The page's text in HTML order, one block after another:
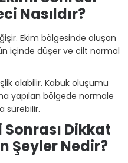
Nasıldır?
Ekim bölgesinde oluşan
içinde düşer ve cilt normal
olabilir. Kabuk oluşumu
yapılan bölgede normale
sürebilir.
Sonrası Dikkat
Şeyler Nedir?